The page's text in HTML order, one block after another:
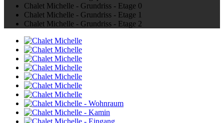
Chalet Michelle - Grundriss - Etage 0
Chalet Michelle - Grundriss - Etage 1
Chalet Michelle - Grundriss - Etage 2